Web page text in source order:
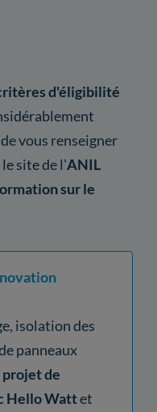
d'éligibilité
vous renseigner
site de l'ANIL
sur le
isolation des
panneaux
projet de
Hello Wattet